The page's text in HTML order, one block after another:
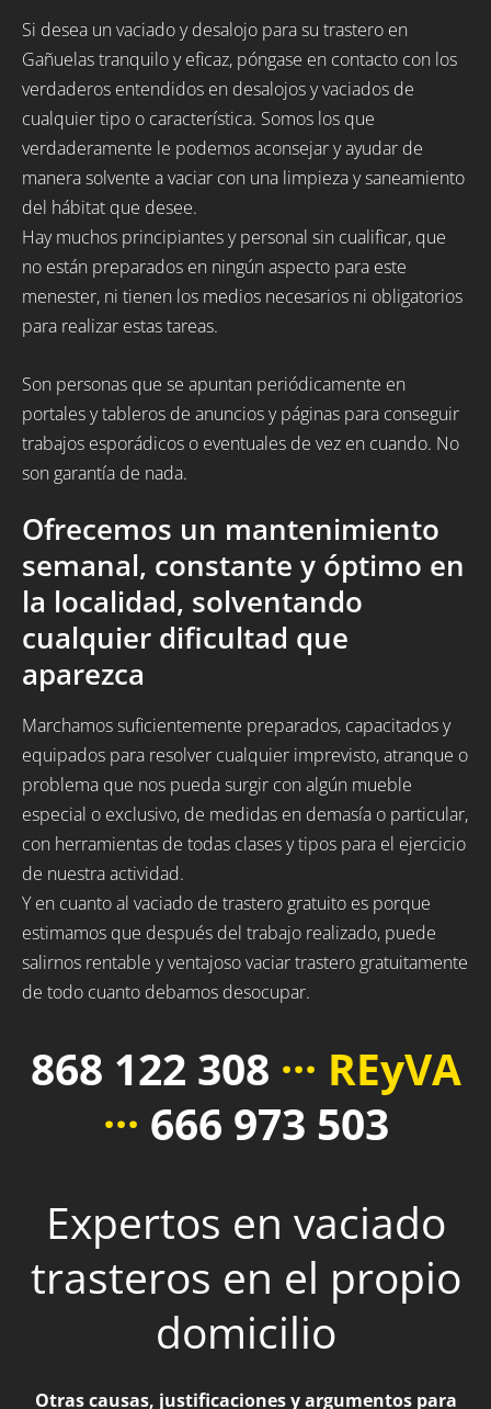
Si desea un vaciado y desalojo para su trastero en
Gañuelas tranquilo y eficaz, póngase en contacto con los
verdaderos entendidos en desalojos y vaciados de
cualquier tipo o característica. Somos los que
verdaderamente le podemos aconsejar y ayudar de
manera solvente a vaciar con una limpieza y saneamiento
del hábitat que desee.
Hay muchos principiantes y personal sin cualificar, que
no están preparados en ningún aspecto para este
menester, ni tienen los medios necesarios ni obligatorios
para realizar estas tareas.
Son personas que se apuntan periódicamente en
portales y tableros de anuncios y páginas para conseguir
trabajos esporádicos o eventuales de vez en cuando. No
son garantía de nada.
Ofrecemos un mantenimiento
semanal, constante y óptimo en
la localidad, solventando
cualquier dificultad que
aparezca
Marchamos suficientemente preparados, capacitados y
equipados para resolver cualquier imprevisto, atranque o
problema que nos pueda surgir con algún mueble
especial o exclusivo, de medidas en demasía o particular,
con herramientas de todas clases y tipos para el ejercicio
de nuestra actividad.
Y en cuanto al vaciado de trastero gratuito es porque
estimamos que después del trabajo realizado, puede
salirnos rentable y ventajoso vaciar trastero gratuitamente
de todo cuanto debamos desocupar.
868 122 308 ··· REyVA
··· 666 973 503
Expertos en vaciado
trasteros en el propio
domicilio
Otras causas, justificaciones y argumentos para